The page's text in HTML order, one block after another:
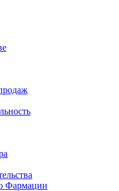
Фармации